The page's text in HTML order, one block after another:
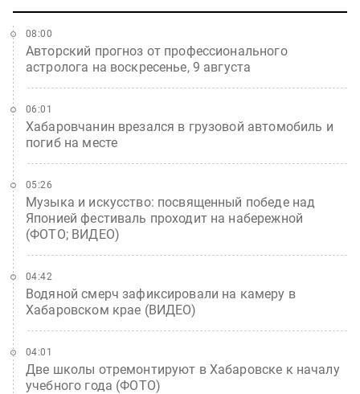
Авторский прогноз от профессионального
астролога на воскресенье, 9 августа
08:00
Хабаровчанин врезался в грузовой автомобиль и
погиб на месте
06:01
Музыка и искусство: посвященный победе над
Японией фестиваль проходит на набережной
(ФОТО; ВИДЕО)
05:26
Водяной смерч зафиксировали на камеру в
Хабаровском крае (ВИДЕО)
04:42
Две школы отремонтируют в Хабаровске к началу
учебного года (ФОТО)
04:01